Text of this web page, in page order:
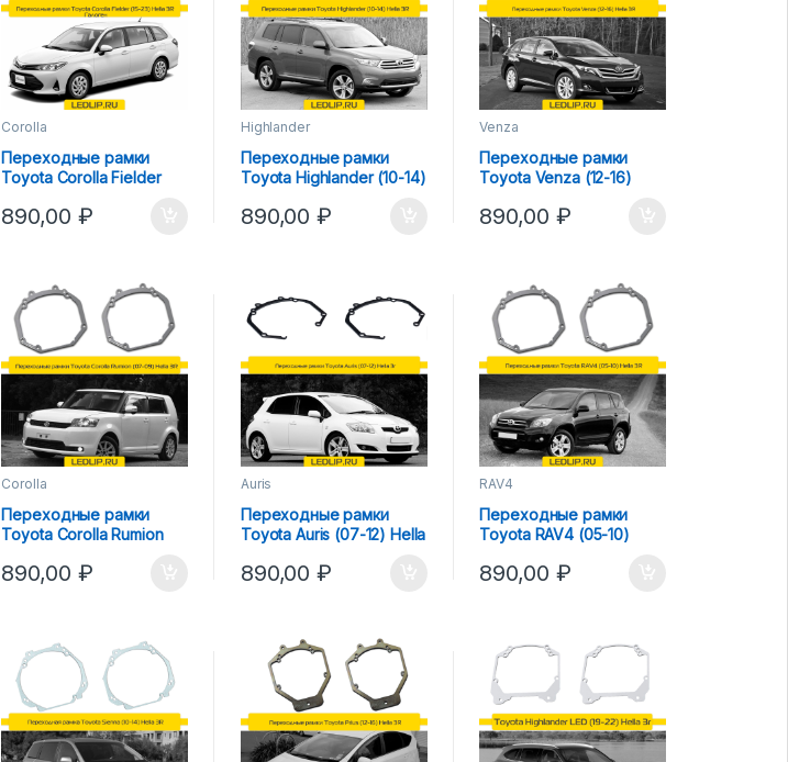
Corolla
Переходные рамки
Toyota Corolla Fielder
890,00 ₽
Highlander
Переходные рамки
Toyota Highlander (10-14)
890,00₽
Venza
Переходные рамки
Toyota Venza (12-16)
890,00 ₽
Corolla
Переходные рамки
Toyota Corolla Rumion
890,00 ₽
Auris
Переходные рамки
Toyota Auris (07-12) Hella
890,00₽
RAV4
Переходные рамки
Toyota RAV4 (05-10)
890,00 ₽